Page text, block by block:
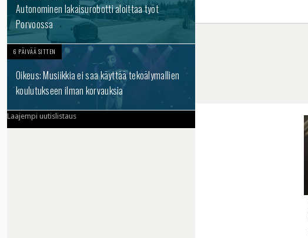
Autonominen lakaisurobotti aloittaa työt
Porvoossa
6 PÄIVÄÄ SITTEN
Oikeus: Musiikkia ei saa käyttää tekoälymallien
koulutukseen ilman korvauksia
Laajempi uutislistaus